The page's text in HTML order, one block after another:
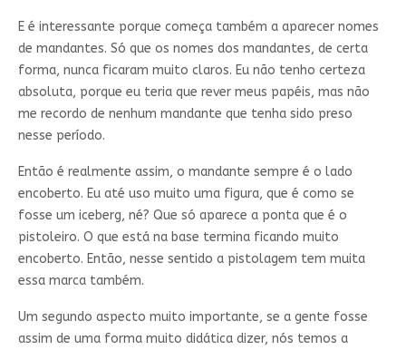
E é interessante porque começa também a aparecer nomes
de mandantes. Só que os nomes dos mandantes, de certa
forma, nunca ficaram muito claros. Eu não tenho certeza
absoluta, porque eu teria que rever meus papéis, mas não
me recordo de nenhum mandante que tenha sido preso
nesse período.
Então é realmente assim, o mandante sempre é o lado
encoberto. Eu até uso muito uma figura, que é como se
fosse um iceberg, né? Que só aparece a ponta que é o
pistoleiro. O que está na base termina ficando muito
encoberto. Então, nesse sentido a pistolagem tem muita
essa marca também.
Um segundo aspecto muito importante, se a gente fosse
assim de uma forma muito didática dizer, nós temos a